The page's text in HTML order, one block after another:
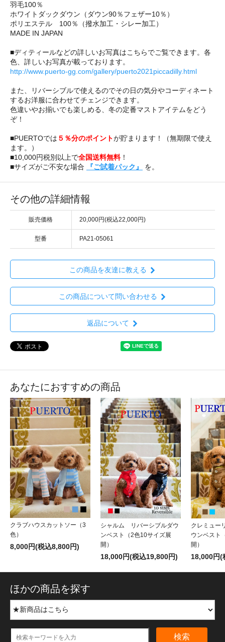
羽毛100％
ホワイトダックダウン（ダウン90％フェザー10％）
ポリエステル 100％（撥水加工・シレー加工）
MADE IN JAPAN
■ディティールなどの詳しいお写真はこちらでご覧できます。各
色、詳しいお写真が載っております。
http://www.puerto-gg.com/gallery/puerto2021piccadilly.html
また、リバーシブルで使えるのでその日の気分やコーディネート
するお洋服に合わせてチェンジできます。
色違いやお揃いでも楽しめる、冬の定番マストアイテムをどう
ぞ！
■PUERTOでは ５％分のポイントが貯まります！（無期限で使え
ます。）
■10,000円税別以上で全国送料無料！
■サイズがご不安な場合
『ご試着パック』 を。
その他の詳細情報
販売価格 20,000円(税込22,000円)
型番 PA21-05061
この商品を友達に教える
この商品について問い合わせる
返品について
あなたにおすすめの商品
クラブハウスカットソー（3
色）
8,000円(税込8,800円)
シャルム リバーシブルダウ
ンベスト（2色10サイズ展
開）
18,000円(税込19,800円)
クレミュー
ウンベスト
開）
18,000円(
ほかの商品を探す
検索